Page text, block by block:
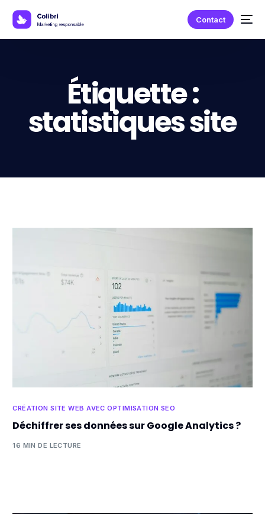
Contact
Étiquette :
statistiques site
CRÉATION SITE WEB AVEC OPTIMISATION SEO
Déchiffrer ses données sur Google Analytics ?
16 MIN DE LECTURE